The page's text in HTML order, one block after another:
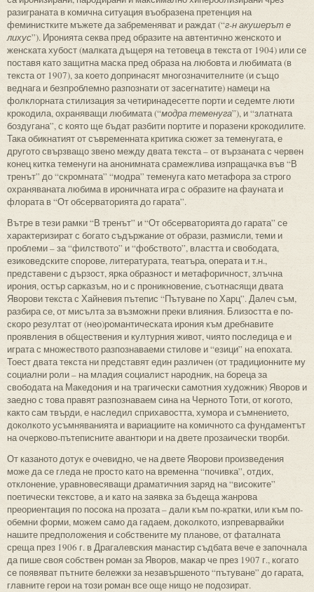
разиграната в комична ситуация въобразена претенция на
феминистките мъжете да забременяват и раждат (“г-н акушерът е
лихус”). Иронията секва пред образите на автентично женското и
женската хубост (малката дъщеря на тетовеца в текста от 1904) или се
поставя като защитна маска пред образа на любовта и любимата (в
текста от 1907), за което допринасят многозначителните (и също
веднага и безпроблемно разпознати от засегнатите) намеци на
фолклорната стилизация за четиринадесетте порти и седемте люти
крокодила, охраняващи любимата (“модра теменуга”), и “златната
боздугана”, с която ще бъдат разбити портите и поразени крокодилите.
Така обикнатият от съвременната критика сюжет за теменугата, е
другото свързващо звено между двата текста – от вързаната с червен
конец китка теменуги на анонимната срамежлива изпращачка във “В
тренът” до “скромната” “модра” теменуга като метафора за строго
охраняваната любима в ироничната игра с образите на фауната и
флората в “От обсерваторията до гарата”.
Вътре в тези рамки “В тренът” и “От обсерваторията до гарата” се
характеризират с богато съдържание от образи, размисли, теми и
проблеми – за “филството” и “фобството”, властта и свободата,
езиковедските спорове, литературата, театъра, операта и т.н.,
представени с дързост, ярка образност и метафоричност, злъчна
ирония, остър сарказъм, но и с проникновение, съотнасящи двата
Яворови текста с Хайневия пътепис “Пътуване по Харц”. Далеч съм,
разбира се, от мисълта за възможни преки влияния. Близостта е по-
скоро резултат от (нео)романтическата ирония към дребнавите
проявления в обществения и културния живот, чиято последица е и
играта с множеството разпознаваеми стилове и “езици” на епохата.
Тоест двата текста ни представят един различен (от традиционните му
социални роли – на младия социалист народник, на бореца за
свободата на Македония и на трагически самотния художник) Яворов и
заедно с това правят разпознаваем сина на Черното Тоти, от когото,
както сам твърди, е наследил сприхавостта, хумора и съмнението,
доколкото усъмняванията и вариациите на комичното са фундаментът
на очерково-пътеписните авантюри и на двете прозаически творби.
От казаното дотук е очевидно, че на двете Яворови произведения
може да се гледа не просто като на временна “почивка”, отдих,
отклонение, уравновесяващи драматичния заряд на “високите”
поетически текстове, а и като на заявка за бъдеща жанрова
преориентация по посока на прозата – дали към по-кратки, или към по-
обемни форми, можем само да гадаем, доколкото, изпреварвайки
нашите предположения и собствените му планове, от фаталната
среща през 1906 г. в Драгалевския манастир съдбата вече е започнала
да пише своя собствен роман за Яворов, макар че през 1907 г., когато
се появяват пътните бележки за незавършеното “пътуване” до гарата,
главните герои на този роман все още нищо не подозират.